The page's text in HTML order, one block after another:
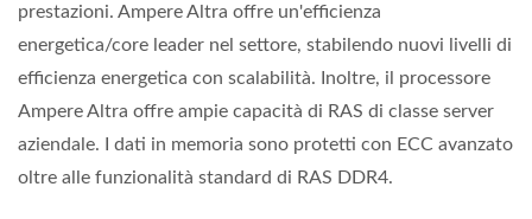
prestazioni. Ampere Altra offre un'efficienza
energetica/core leader nel settore, stabilendo nuovi livelli di
efficienza energetica con scalabilità. Inoltre, il processore
Ampere Altra offre ampie capacità di RAS di classe server
aziendale. I dati in memoria sono protetti con ECC avanzato
oltre alle funzionalità standard di RAS DDR4.